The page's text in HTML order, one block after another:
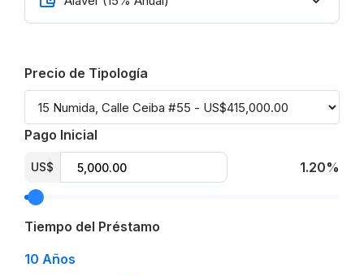
Precio de Tipología
Pago Inicial
US$ 1.20%
Tiempo del Préstamo
10 Años